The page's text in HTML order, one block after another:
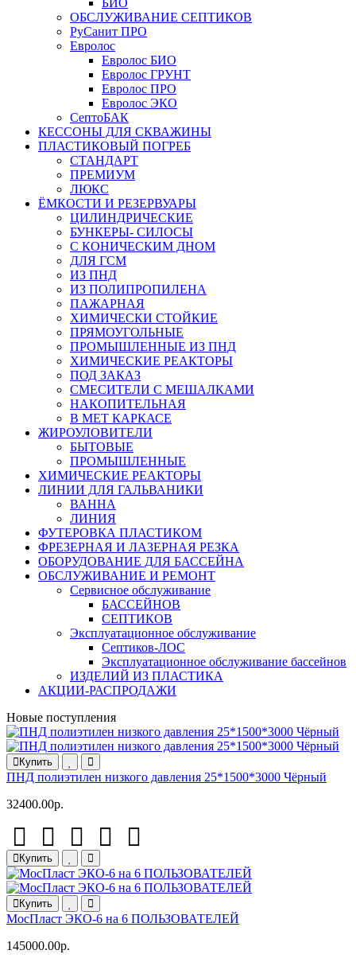
БИО
ОБСЛУЖИВАНИЕ СЕПТИКОВ
РуСанит ПРО
Евролос
Евролос БИО
Евролос ГРУНТ
Евролос ПРО
Евролос ЭКО
СептоБАК
КЕССОНЫ ДЛЯ СКВАЖИНЫ
ПЛАСТИКОВЫЙ ПОГРЕБ
СТАНДАРТ
ПРЕМИУМ
ЛЮКС
ЁМКОСТИ И РЕЗЕРВУАРЫ
ЦИЛИНДРИЧЕСКИЕ
БУНКЕРЫ- СИЛОСЫ
С КОНИЧЕСКИМ ДНОМ
ДЛЯ ГСМ
ИЗ ПНД
ИЗ ПОЛИПРОПИЛЕНА
ПАЖАРНАЯ
ХИМИЧЕСКИ СТОЙКИЕ
ПРЯМОУГОЛЬНЫЕ
ПРОМЫШЛЕННЫЕ ИЗ ПНД
ХИМИЧЕСКИЕ РЕАКТОРЫ
ПОД ЗАКАЗ
СМЕСИТЕЛИ С МЕШАЛКАМИ
НАКОПИТЕЛЬНАЯ
В МЕТ КАРКАСЕ
ЖИРОУЛОВИТЕЛИ
БЫТОВЫЕ
ПРОМЫШЛЕННЫЕ
ХИМИЧЕСКИЕ РЕАКТОРЫ
ЛИНИИ ДЛЯ ГАЛЬВАНИКИ
ВАННА
ЛИНИЯ
ФУТЕРОВКА ПЛАСТИКОМ
ФРЕЗЕРНАЯ И ЛАЗЕРНАЯ РЕЗКА
ОБОРУДОВАНИЕ ДЛЯ БАССЕЙНА
ОБСЛУЖИВАНИЕ И РЕМОНТ
Сервисное обслуживание
БАССЕЙНОВ
СЕПТИКОВ
Эксплуатационное обслуживание
Септиков-ЛОС
Эксплуатационное обслуживание бассейнов
ИЗДЕЛИЙ ИЗ ПЛАСТИКА
АКЦИИ-РАСПРОДАЖИ
Новые поступления
Купить
ПНД полиэтилен низкого давления 25*1500*3000 Чёрный
32400.00р.
Купить
Купить
МосПласт ЭКО‑6 на 6 ПОЛЬЗОВАТЕЛЕЙ
145000.00р.